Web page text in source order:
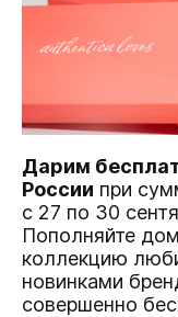
Дарим
России при
с 27 по 30
Пополняйте
коллекцию
новинками
совершенно